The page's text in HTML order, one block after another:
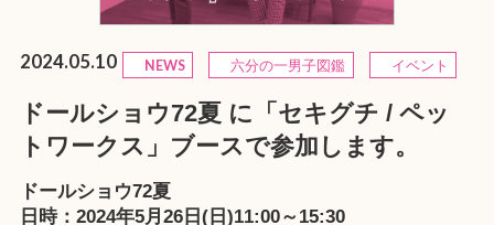
2024.05.10 NEWS 六分の一男子図鑑 イベント
ドールショウ72夏 に「セキグチ / ペッ
トワークス」ブースで参加します。
ドールショウ72夏
日時：2024年5月26日(日)11:00～15:30